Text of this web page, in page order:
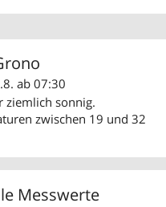
ab 07:30
ziemlich sonnig.
zwischen 19 und 32
Messwerte